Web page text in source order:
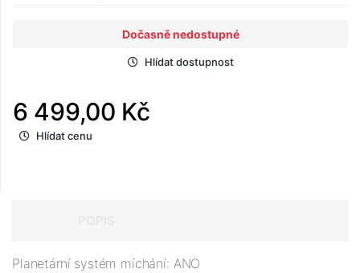
Dočasně nedostupné
Hlídat dostupnost
6 499,00 Kč
Hlídat cenu
Planetární systém míchání: ANO